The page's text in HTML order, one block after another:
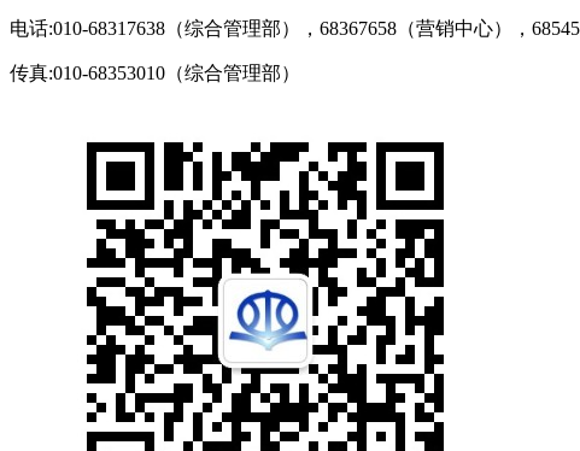
电话:010-68317638（综合管理部），68367658（营销中心），
传真:010-68353010（综合管理部）